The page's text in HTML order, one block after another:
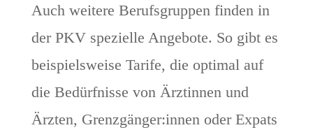
Auch weitere Berufsgruppen finden in
der PKV spezielle Angebote. So gibt es
beispielsweise Tarife, die optimal auf
die Bedürfnisse von Ärztinnen und
Ärzten, Grenzgänger:innen oder Expats